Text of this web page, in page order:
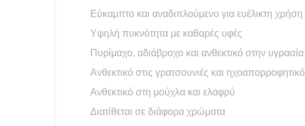
Εύκαμπτο και αναδιπλούμενο για ευέλικτη χρήση
Υψηλή πυκνότητα με καθαρές υφές
Πυρίμαχο, αδιάβροχο και ανθεκτικό στην υγρασία
Ανθεκτικό στις γρατσουνιές και ηχοαπορροφητικό
Ανθεκτικό στη μούχλα και ελαφρύ
Διατίθεται σε διάφορα χρώματα